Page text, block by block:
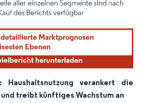
Wiederverwendung erfordert Namensnennung
Haushaltsnutzung verankert die
treibt künftiges Wachstum an